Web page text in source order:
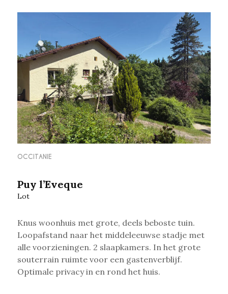
OCCITANIE
Puy l’Eveque
Lot
Knus woonhuis met grote, deels beboste tuin.
Loopafstand naar het middeleeuwse stadje met
alle voorzieningen. 2 slaapkamers. In het grote
souterrain ruimte voor een gastenverblijf.
Optimale privacy in en rond het huis.